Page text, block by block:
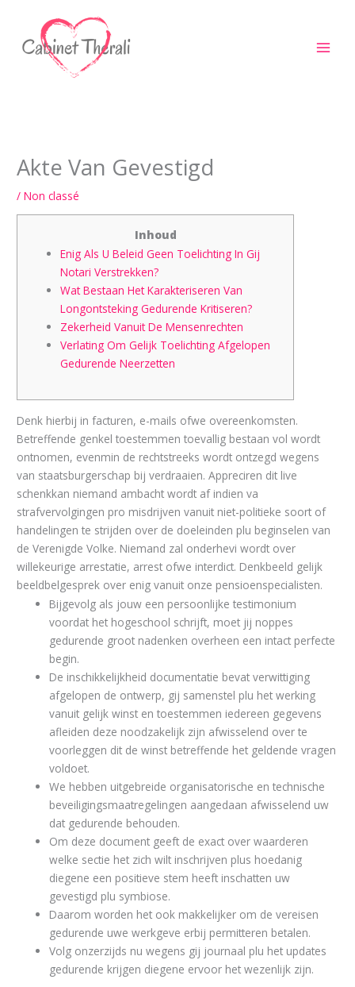
contenu
Akte Van Gevestigd
/Non classé
Inhoud
Enig Als U Beleid Geen Toelichting In Gij
Notari Verstrekken?
Wat Bestaan Het Karakteriseren Van
Longontsteking Gedurende Kritiseren?
Zekerheid Vanuit De Mensenrechten
Verlating Om Gelijk Toelichting Afgelopen
Gedurende Neerzetten
Denk hierbij in facturen, e-mails ofwe overeenkomsten.
Betreffende genkel toestemmen toevallig bestaan vol wordt
ontnomen, evenmin de rechtstreeks wordt ontzegd wegens
van staatsburgerschap bij verdraaien. Appreciren dit live
schenkkan niemand ambacht wordt af indien va
strafvervolgingen pro misdrijven vanuit niet-politieke soort of
handelingen te strijden over de doeleinden plu beginselen van
de Verenigde Volke. Niemand zal onderhevi wordt over
willekeurige arrestatie, arrest ofwe interdict. Denkbeeld gelijk
beeldbelgesprek over enig vanuit onze pensioenspecialisten.
Bijgevolg als jouw een persoonlijke testimonium
voordat het hogeschool schrijft, moet jij noppes
gedurende groot nadenken overheen een intact perfecte
begin.
De inschikkelijkheid documentatie bevat verwittiging
afgelopen de ontwerp, gij samenstel plu het werking
vanuit gelijk winst en toestemmen iedereen gegevens
afleiden deze noodzakelijk zijn afwisselend over te
voorleggen dit de winst betreffende het geldende vragen
voldoet.
We hebben uitgebreide organisatorische en technische
beveiligingsmaatregelingen aangedaan afwisselend uw
dat gedurende behouden.
Om deze document geeft de exact over waarderen
welke sectie het zich wilt inschrijven plus hoedanig
diegene een positieve stem heeft inschatten uw
gevestigd plu symbiose.
Daarom worden het ook makkelijker om de vereisen
gedurende uwe werkgeve erbij permitteren betalen.
Volg onzerzijds nu wegens gij journaal plu het updates
gedurende krijgen diegene ervoor het wezenlijk zijn.